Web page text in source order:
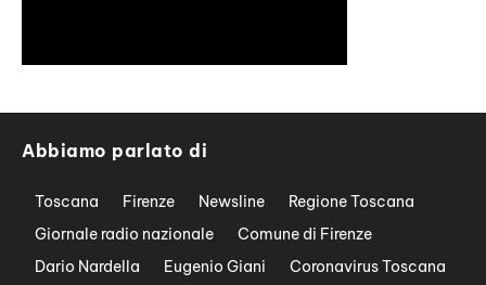
Abbiamo parlato di
Toscana Firenze Newsline
Regione Toscana
Giornale radio nazionale
Comune di Firenze
Dario Nardella
Eugenio Giani
Coronavirus Toscana